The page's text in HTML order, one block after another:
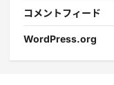
コメントフィード
WordPress.org